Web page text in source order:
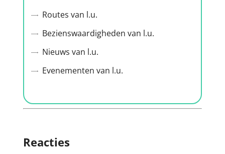
Routes van l.u.
Bezienswaardigheden van l.u.
Nieuws van l.u.
Evenementen van l.u.
Reacties